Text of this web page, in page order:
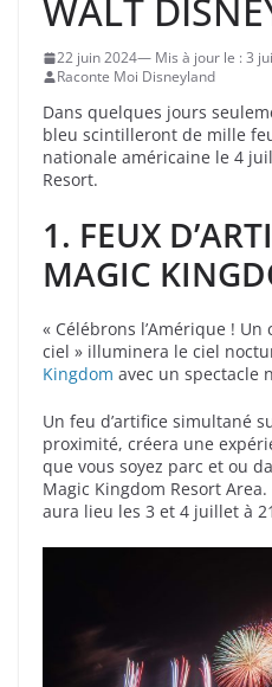
WALT
22 juin 2024
3
Raconte Moi Disneyland
Dans quelques jours
bleu scintilleront de mille
nationale américaine le 4
Resort.
1. FEUX
MAGIC
« Célébrons l’Amérique !
ciel » illuminera le ciel
Kingdom avec un spectacle
Un feu d’artifice simultané
proximité, créera une
que vous soyez parc et ou
Magic Kingdom Resort
aura lieu les 3 et 4 juillet à